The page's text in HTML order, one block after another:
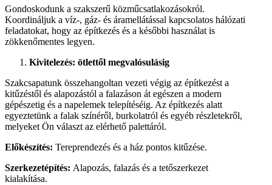
Gondoskodunk a szakszerű közműcsatlakozásokról.
Koordináljuk a víz-, gáz- és áramellátással kapcsolatos hálózati
feladatokat, hogy az építkezés és a későbbi használat is
zökkenőmentes legyen.
Kivitelezés: ötlettől megvalósulásig
Szakcsapatunk összehangoltan vezeti végig az építkezést a
kitűzéstől és alapozástól a falazáson át egészen a modern
gépészetig és a napelemek telepítéséig. Az építkezés alatt
egyeztetünk a falak színéről, burkolatról és egyéb részletekről,
melyeket Ön választ az elérhető palettáról.
Előkészítés: Tereprendezés és a ház pontos kitűzése.
Szerkezetépítés: Alapozás, falazás és a tetőszerkezet
kialakítása.